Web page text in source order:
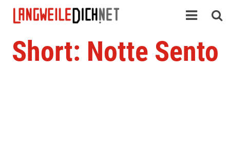
Short: Notte Sento